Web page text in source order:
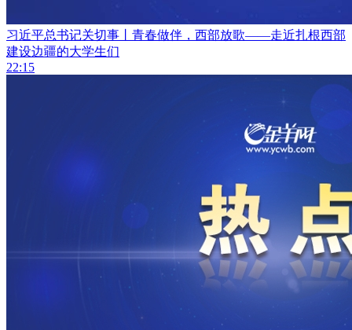
习近平总书记关切事丨青春做伴，西部放歌——走近扎根西部
建设边疆的大学生们
22:15